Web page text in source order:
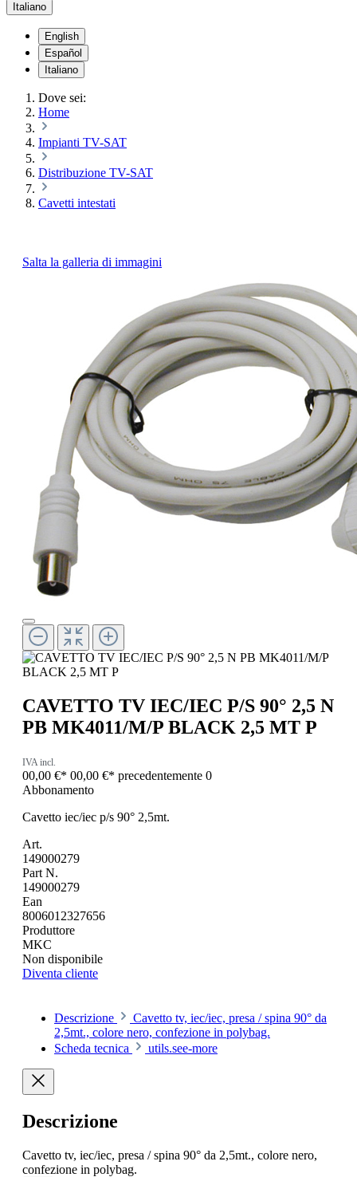
Italiano
English
Español
Italiano
Dove sei:
Home
Impianti TV-SAT
Distribuzione TV-SAT
Cavetti intestati
Salta la galleria di immagini
CAVETTO TV IEC/IEC P/S 90° 2,5 N
PB MK4011/M/P BLACK 2,5 MT P
IVA incl.
00,00 €* 00,00 €* precedentemente 0
Abbonamento
Cavetto iec/iec p/s 90° 2,5mt.
Art.
149000279
Part N.
149000279
Ean
8006012327656
Produttore
MKC
Non disponibile
Diventa cliente
Descrizione
Cavetto tv, iec/iec, presa / spina 90° da
2,5mt., colore nero, confezione in polybag.
Scheda tecnica
utils.see-more
Descrizione
Cavetto tv, iec/iec, presa / spina 90° da 2,5mt., colore nero,
confezione in polybag.